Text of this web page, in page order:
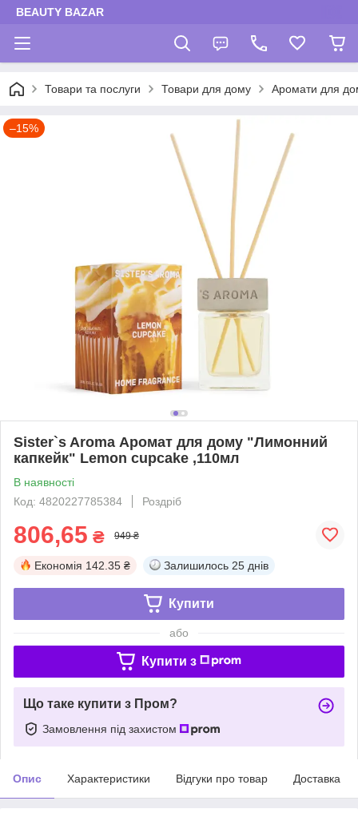
BEAUTY BAZAR
Товари та послуги Товари для дому Аромати для
–15%
Sister`s Aroma Аромат для дому "Лимонний
капкейк" Lemon cupcake ,110мл
В наявності
Код: 4820227785384
Роздріб
806,65 ₴ 949 ₴
Економія 142.35 ₴ Залишилось 25 днів
Купити
або
Купити з
Що таке купити з Пром?
Замовлення під захистом
Опис Характеристики Відгуки про товар Доставка